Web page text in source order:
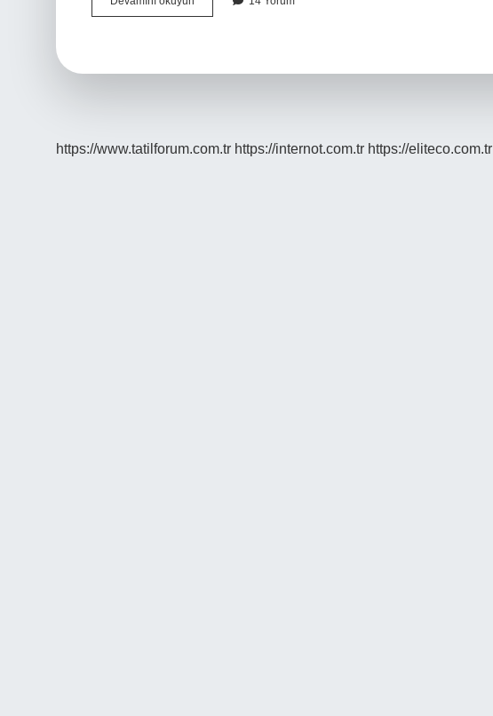
Bezi
https://www.tatilforum.com.tr https://internot.com.tr https://eliteco.com.tr